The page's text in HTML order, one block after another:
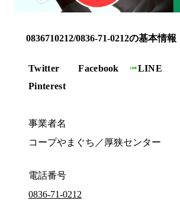
0836710212/0836-71-0212の基本情報
Twitter Facebook LINE
Pinterest
事業者名
コープやまぐち／厚狭センター
電話番号
0836-71-0212